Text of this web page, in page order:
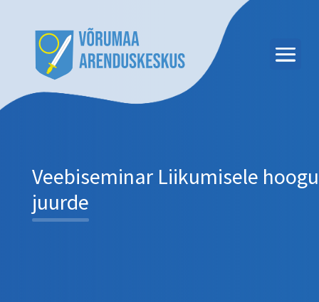
Veebiseminar Liikumisele hoogu
juurde